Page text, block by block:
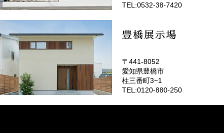
TEL:0532-38-7420
豊橋展示場
〒441-8052
愛知県豊橋市
柱三番町3−1
TEL:0120-880-250